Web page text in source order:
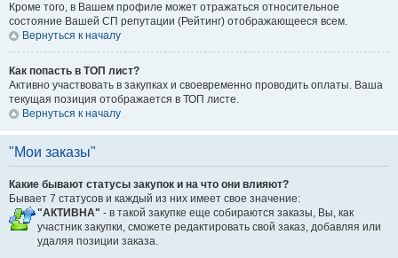
Кроме того, в Вашем профиле может отражаться относительное
состояние Вашей СП репутации (Рейтинг) отображающееся всем.
Вернуться к началу
Как попасть в ТОП лист?
Активно участвовать в закупках и своевременно проводить оплаты. Ваша
текущая позиция отображается в ТОП листе.
Вернуться к началу
"Мои заказы"
Какие бывают статусы закупок и на что они влияют?
Бывает 7 статусов и каждый из них имеет свое значение:
"АКТИВНА" - в такой закупке еще собираются заказы, Вы, как
участник закупки, сможете редактировать свой заказ, добавляя или
удаляя позиции заказа.